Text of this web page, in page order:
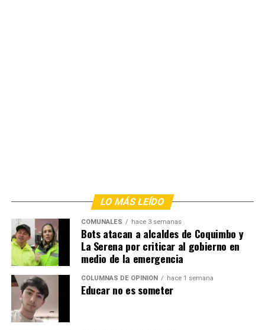
LO MÁS LEÍDO
COMUNALES hace 3 semanas
Bots atacan a alcaldes de Coquimbo y
La Serena por criticar al gobierno en
medio de la emergencia
COLUMNAS DE OPINIÓN hace 1 semana
Educar no es someter